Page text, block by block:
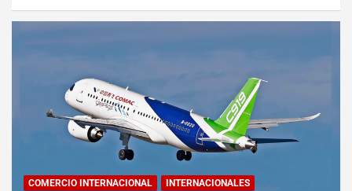
COMERCIO INTERNACIONAL
INTERNACIONALES